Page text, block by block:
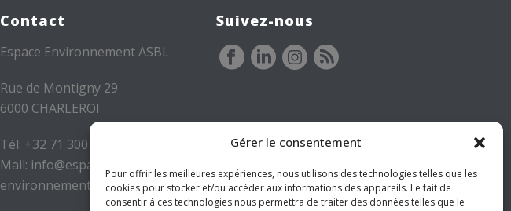
Gérer le consentement
Pour offrir les meilleures expériences, nous utilisons des technologies telles que les
cookies pour stocker et/ou accéder aux informations des appareils. Le fait de
consentir à ces technologies nous permettra de traiter des données telles que le
Contact
Espace Environnement ASBL
Rue de Montigny 29
6000 CHARLEROI
Tél: +32 71 300 300
Mail: info@espace-
environnement.be
Suivez-nous